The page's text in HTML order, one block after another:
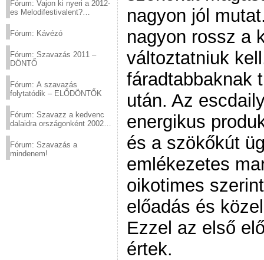
Fórum: Vajon ki nyeri a 2012-
es Melodifestivalent?
Fórum: Kávézó
Fórum: Szavazás 2011 –
DÖNTŐ
Fórum: A szavazás
folytatódik – ELŐDÖNTŐK
Fórum: Szavazz a kedvenc
dalaidra országonként 2002
Fórum: Szavazás a
mindenem!
nagyon jól
nagyon rossz a
változtatniuk
fáradtabbaknak
után. Az
energikus
és a szökőkút
emlékezetes
oikotimes
előadás és
Ezzel az első
értek.